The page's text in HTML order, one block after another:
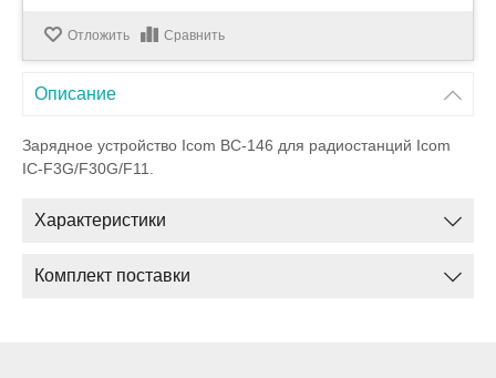
Отложить Сравнить
Описание
Зарядное устройство Icom BC-146 для радиостанций Icom
IC-F3G/F30G/F11.
Характеристики
Комплект поставки